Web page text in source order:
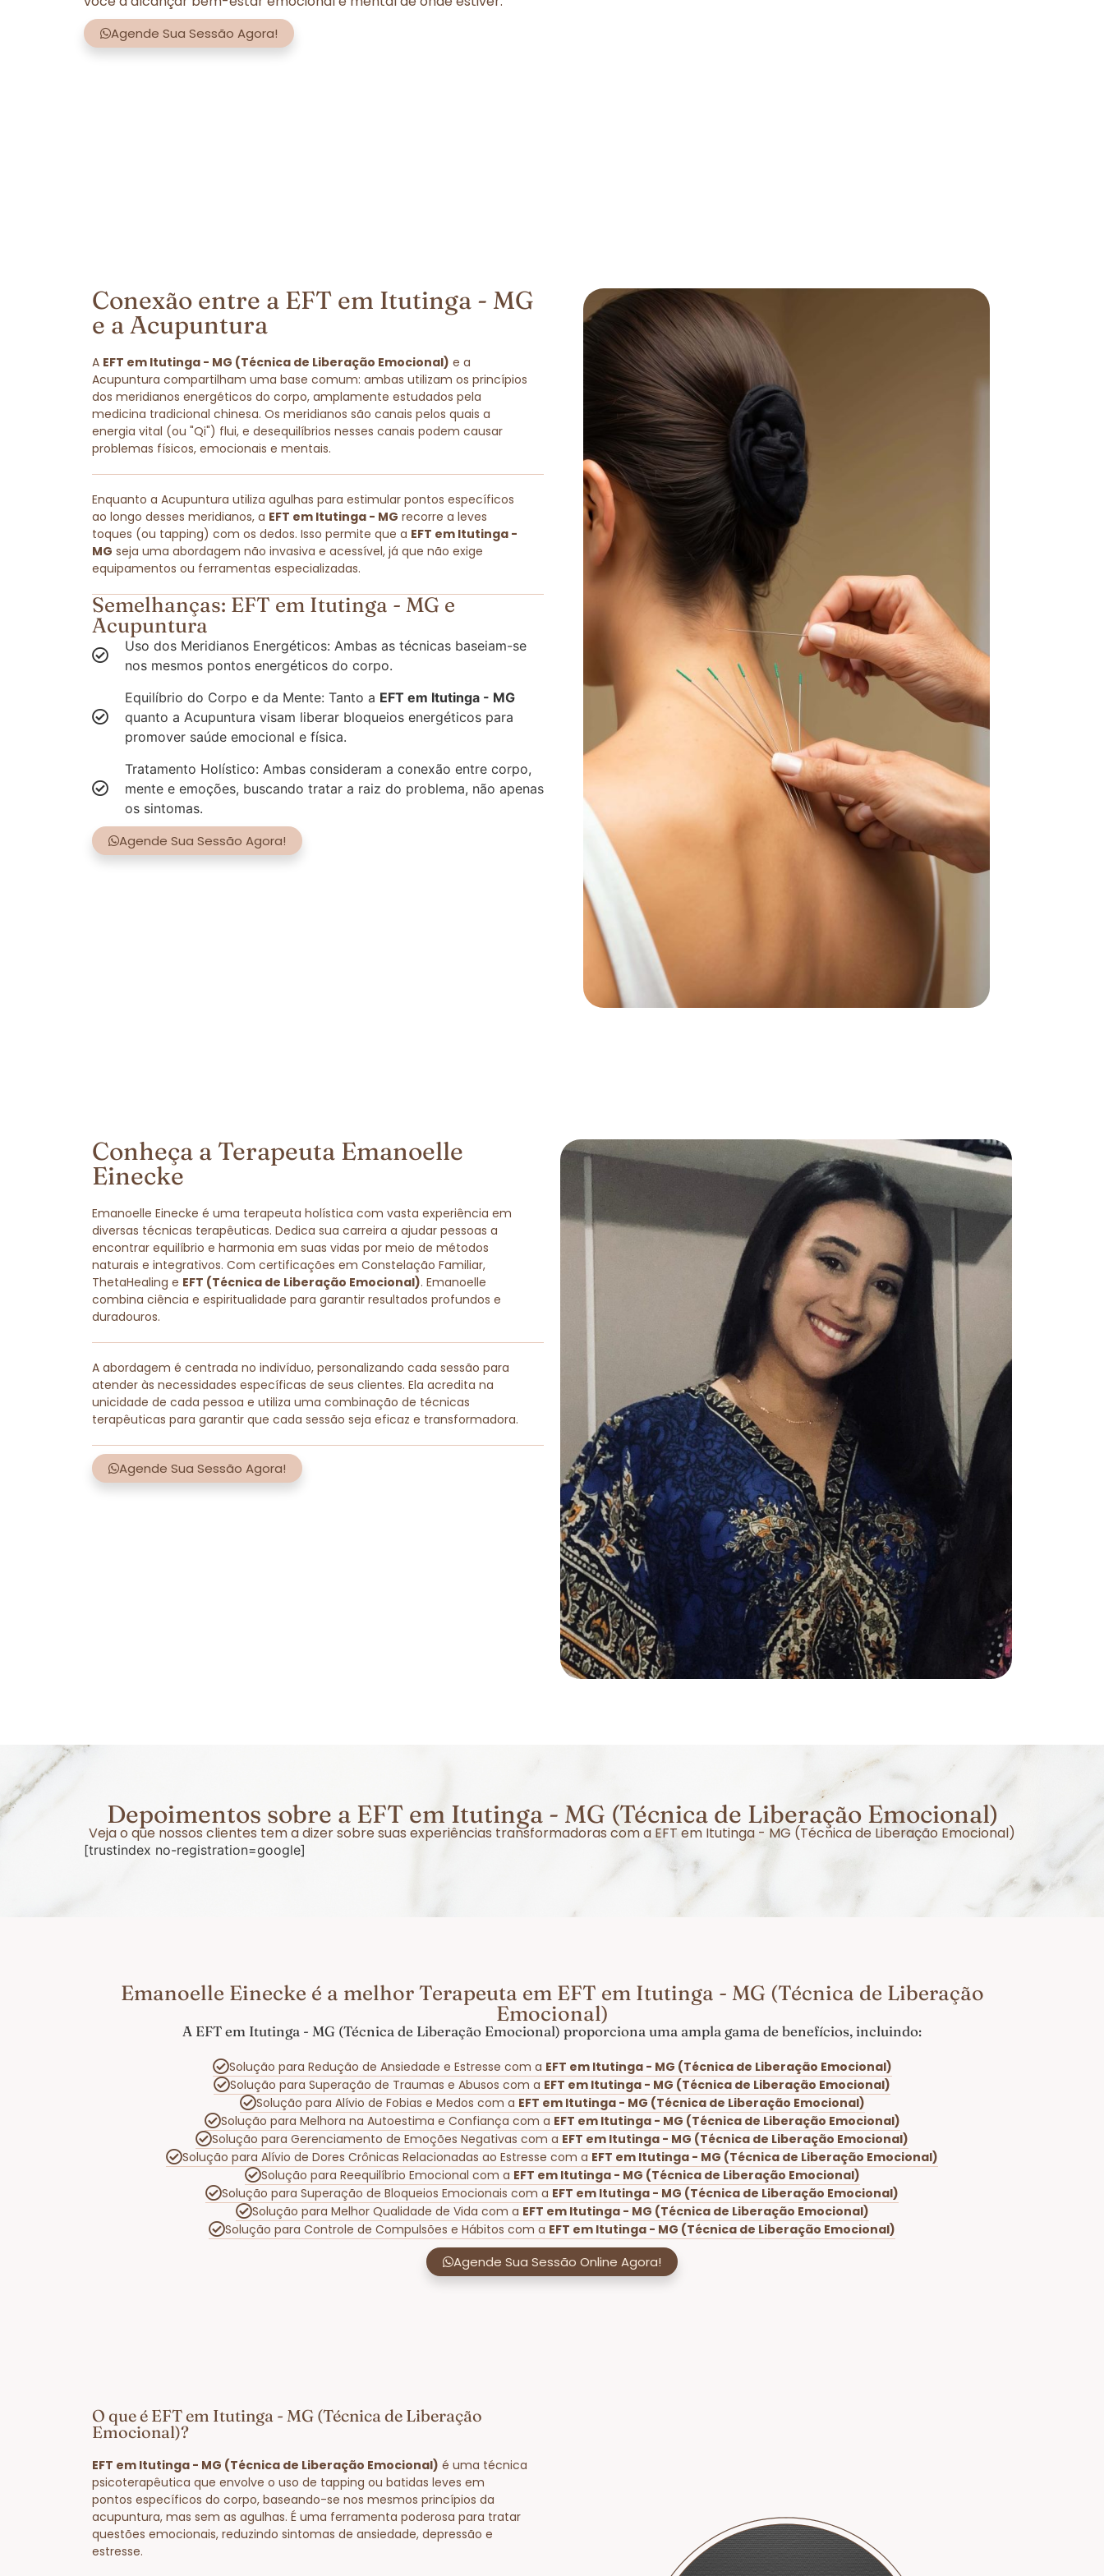
Agende Sua Sessão Agora!
Conexão entre a EFT em Itutinga - MG
e a Acupuntura
A EFT em Itutinga - MG (Técnica de Liberação Emocional) e a
Acupuntura compartilham uma base comum: ambas utilizam os princípios
dos meridianos energéticos do corpo, amplamente estudados pela
medicina tradicional chinesa. Os meridianos são canais pelos quais a
energia vital (ou "Qi") flui, e desequilíbrios nesses canais podem causar
problemas físicos, emocionais e mentais.
Enquanto a Acupuntura utiliza agulhas para estimular pontos específicos
ao longo desses meridianos, a EFT em Itutinga - MG recorre a leves
toques (ou tapping) com os dedos. Isso permite que a EFT em Itutinga -
MG seja uma abordagem não invasiva e acessível, já que não exige
equipamentos ou ferramentas especializadas.
Semelhanças: EFT em Itutinga - MG e
Acupuntura
Uso dos Meridianos Energéticos: Ambas as técnicas baseiam-se
nos mesmos pontos energéticos do corpo.
Equilíbrio do Corpo e da Mente: Tanto a EFT em Itutinga - MG
quanto a Acupuntura visam liberar bloqueios energéticos para
promover saúde emocional e física.
Tratamento Holístico: Ambas consideram a conexão entre corpo,
mente e emoções, buscando tratar a raiz do problema, não apenas
os sintomas.
Agende Sua Sessão Agora!
Conheça a Terapeuta Emanoelle
Einecke
Emanoelle Einecke é uma terapeuta holística com vasta experiência em
diversas técnicas terapêuticas. Dedica sua carreira a ajudar pessoas a
encontrar equilíbrio e harmonia em suas vidas por meio de métodos
naturais e integrativos. Com certificações em Constelação Familiar,
ThetaHealing e EFT (Técnica de Liberação Emocional). Emanoelle
combina ciência e espiritualidade para garantir resultados profundos e
duradouros.
A abordagem é centrada no indivíduo, personalizando cada sessão para
atender às necessidades específicas de seus clientes. Ela acredita na
unicidade de cada pessoa e utiliza uma combinação de técnicas
terapêuticas para garantir que cada sessão seja eficaz e transformadora.
Agende Sua Sessão Agora!
Depoimentos sobre a EFT em Itutinga - MG (Técnica de Liberação Emocional)
Veja o que nossos clientes tem a dizer sobre suas experiências transformadoras com a EFT em Itutinga - MG (Técnica de Liberação Emocional)
[trustindex no-registration=google]
Emanoelle Einecke é a melhor Terapeuta em EFT em Itutinga - MG (Técnica de Liberação
Emocional)
A EFT em Itutinga - MG (Técnica de Liberação Emocional) proporciona uma ampla gama de benefícios, incluindo:
Solução para Redução de Ansiedade e Estresse com a EFT em Itutinga - MG (Técnica de Liberação Emocional)
Solução para Superação de Traumas e Abusos com a EFT em Itutinga - MG (Técnica de Liberação Emocional)
Solução para Alívio de Fobias e Medos com a EFT em Itutinga - MG (Técnica de Liberação Emocional)
Solução para Melhora na Autoestima e Confiança com a EFT em Itutinga - MG (Técnica de Liberação Emocional)
Solução para Gerenciamento de Emoções Negativas com a EFT em Itutinga - MG (Técnica de Liberação Emocional)
Solução para Alívio de Dores Crônicas Relacionadas ao Estresse com a EFT em Itutinga - MG (Técnica de Liberação Emocional)
Solução para Reequilíbrio Emocional com a EFT em Itutinga - MG (Técnica de Liberação Emocional)
Solução para Superação de Bloqueios Emocionais com a EFT em Itutinga - MG (Técnica de Liberação Emocional)
Solução para Melhor Qualidade de Vida com a EFT em Itutinga - MG (Técnica de Liberação Emocional)
Solução para Controle de Compulsões e Hábitos com a EFT em Itutinga - MG (Técnica de Liberação Emocional)
Agende Sua Sessão Online Agora!
O que é EFT em Itutinga - MG (Técnica de Liberação
Emocional)?
EFT em Itutinga - MG (Técnica de Liberação Emocional) é uma técnica
psicoterapêutica que envolve o uso de tapping ou batidas leves em
pontos específicos do corpo, baseando-se nos mesmos princípios da
acupuntura, mas sem as agulhas. É uma ferramenta poderosa para tratar
questões emocionais, reduzindo sintomas de ansiedade, depressão e
estresse.